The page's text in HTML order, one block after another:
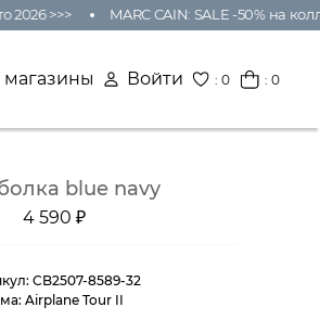
>>> MARC CAIN: SALE -50% на
Войти :0 : 0
blue navy
4 590 ₽
CB2507-8589-32
Airplane Tour II